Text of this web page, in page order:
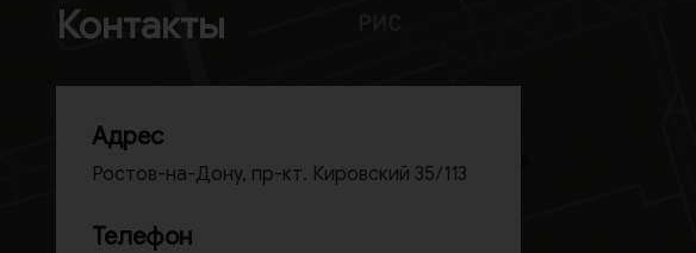
Контакты
Адрес
Ростов-на-Дону, пр-кт. Кировский 35/113
Телефон